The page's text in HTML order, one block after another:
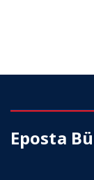
Eposta